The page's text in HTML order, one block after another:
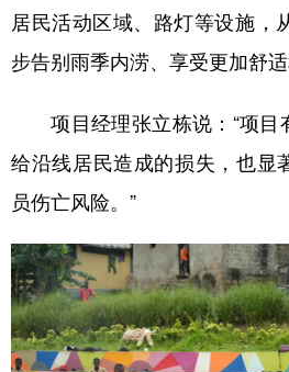
居民活动区域、路灯等设施，
步告别雨季内涝、享受更加舒
项目经理张立栋说：“项目
给沿线居民造成的损失，也显
员伤亡风险。”